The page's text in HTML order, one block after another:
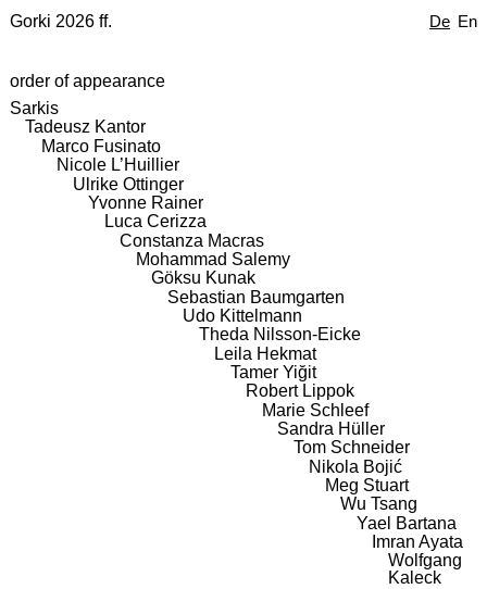
De En
Gorki 2026 ff.
order of appearance
Sarkis
Tadeusz Kantor
Marco Fusinato
Nicole L’Huillier
Ulrike Ottinger
Yvonne Rainer
Luca Cerizza
Constanza Macras
Mohammad Salemy
Göksu Kunak
Sebastian Baumgarten
Udo Kittelmann
Theda Nilsson-Eicke
Leila Hekmat
Tamer Yiğit
Robert Lippok
Marie Schleef
Sandra Hüller
Tom Schneider
Nikola Bojić
Meg Stuart
Wu Tsang
Yael Bartana
Imran Ayata
Wolfgang
Kaleck